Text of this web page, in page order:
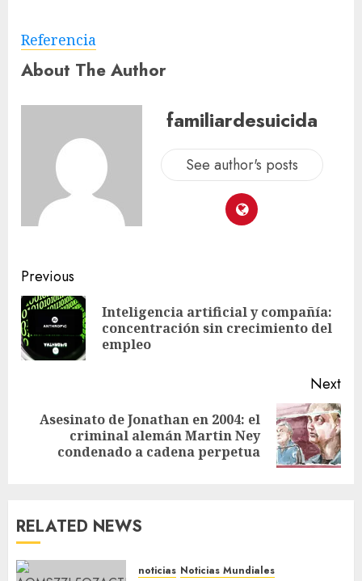
Referencia
About The Author
familiardesuicida
See author's posts
Previous
Inteligencia artificial y compañía:
concentración sin crecimiento del
empleo
Next
Asesinato de Jonathan en 2004: el
criminal alemán Martin Ney
condenado a cadena perpetua
RELATED NEWS
noticias Noticias Mundiales